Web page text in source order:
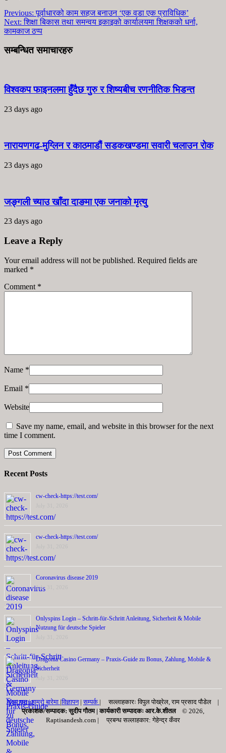
Previous: पूर्वाधारको काम सहज बनाउन ‘एक वडा एक प्राविधिक’
Next: शिक्षा बिकास तथा समन्वय इकाइको कार्यालयमा शिक्षकको धर्ना,
कामकाज ठप्प
सम्बन्धित समाचारहरु
विश्वकप फाइनलमा हुँदैछ गुरु र शिष्यबीच रणनीतिक भिडन्त
23 days ago
नारायणगढ-मुग्लिन र काठमाडौं सडकखण्डमा सवारी चलाउन रोक
23 days ago
जङ्गली च्याउ खाँदा दाङमा एक जनाको मृत्यु
23 days ago
Leave a Reply
Your email address will not be published. Required fields are
marked *
Comment *
Name *
Email *
Website
Save my name, email, and website in this browser for the next
time I comment.
Recent Posts
cw-check-https://test.com/
cw-check-https://test.com/
Coronavirus disease 2019
July 31, 2026
Onlyspins Login – Schritt‑für‑Schritt Anleitung, Sicherheit & Mobile
Nutzung für deutsche Spieler
Dragonia Casino Germany – Praxis‑Guide zu Bonus, Zahlung, Mobile &
Sicherheit
July 31, 2026
मुख्य पृष्ठ |हाम्रो बारेमा |विज्ञापन|सम्पर्क | सल्लाहकारः विपुल पोख्रेल, राम प्रसाद पाैडेल |
प्रकाशक/सम्पादक: सुदीप गौतम | कार्यकारी सम्पादकः आर.के.शीतल
© 2026,
Raptisandesh.com | प्रबन्ध सल्लाहकार: गेहेन्द्र कँवर